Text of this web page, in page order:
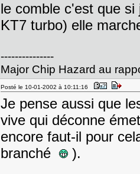
le comble c'est que
KT7 turbo) elle
---------------
Major Chip Hazard au
Posté le 10-01-2002 à 10:11:16
Je pense aussi que
vive qui déconne
encore faut-il pour
branché
).